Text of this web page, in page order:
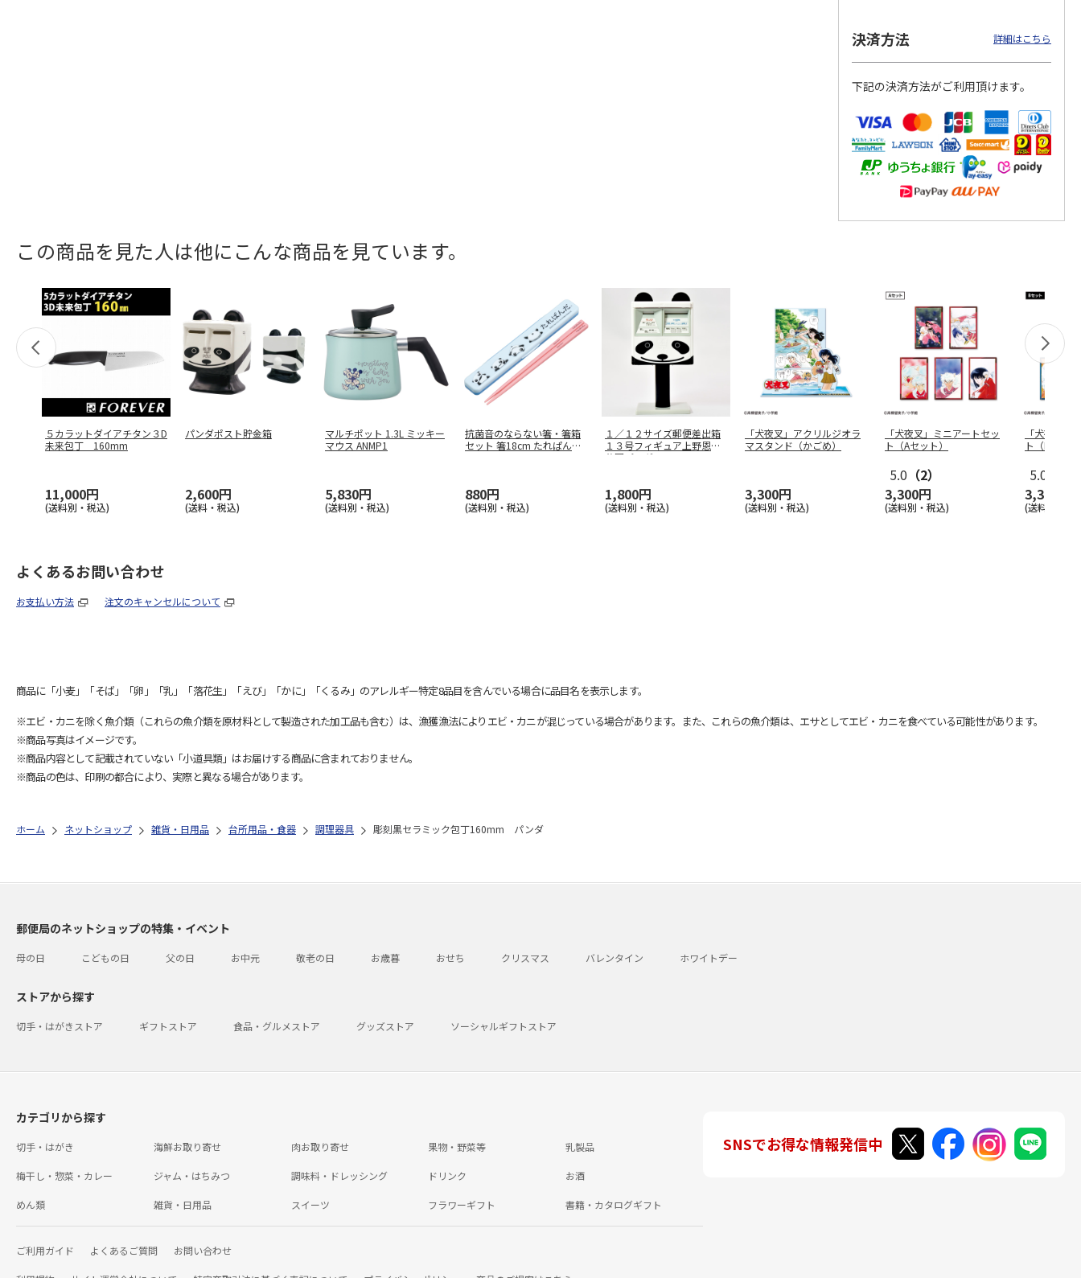
決済方法 詳細はこちら
下記の決済方法がご利用頂けます。
この商品を見た人は他にこんな商品を見ています。
５カラットダイアチタン３D
未来包丁 160mm
11,000円
(送料別・税込)
パンダポスト貯金箱
2,600円
(送料・税込)
マルチポット 1.3L ミッキー
マウス ANMP1
5,830円
(送料別・税込)
抗菌音のならない箸・箸箱
セット 箸18cm たれぱんだ
880円
(送料別・税込)
１／１２サイズ郵便差出箱
１３号フィギュア上野恩賜
公園パンダ
1,800円
(送料別・税込)
「犬夜叉」アクリルジオラ
マスタンド（かごめ）
3,300円
(送料別・税込)
「犬夜叉」ミニアートセッ
ト（Aセット）
5.0 （2）
3,300円
(送料別・税込)
「犬夜叉」
ト（Bセッ
5.0
3,300円
(送料別・税
よくあるお問い合わせ
お支払い方法 注文のキャンセルについて
商品に「小麦」「そば」「卵」「乳」「落花生」「えび」「かに」「くるみ」のアレルギー特定8品目を含んでいる場合に品目名を表示します。
※エビ・カニを除く魚介類（これらの魚介類を原材料として製造された加工品も含む）は、漁獲漁法によりエビ・カニが混じっている場合があります。また、これらの魚介類は、エサとしてエビ・カニを食べている可能性があります。
※商品写真はイメージです。
※商品内容として記載されていない「小道具類」はお届けする商品に含まれておりません。
※商品の色は、印刷の都合により、実際と異なる場合があります。
ホーム ネットショップ 雑貨・日用品 台所用品・食器 調理器具 彫刻黒セラミック包丁160mm パンダ
郵便局のネットショップの特集・イベント
母の日 こどもの日 父の日 お中元 敬老の日 お歳暮 おせち クリスマス バレンタイン ホワイトデー
ストアから探す
切手・はがきストア ギフトストア 食品・グルメストア グッズストア ソーシャルギフトストア
カテゴリから探す
切手・はがき 海鮮お取り寄せ 肉お取り寄せ 果物・野菜等 乳製品
梅干し・惣菜・カレー ジャム・はちみつ 調味料・ドレッシング ドリンク お酒
めん類 雑貨・日用品 スイーツ フラワーギフト 書籍・カタログギフト
ご利用ガイド よくあるご質問 お問い合わせ
SNSでお得な情報発信中